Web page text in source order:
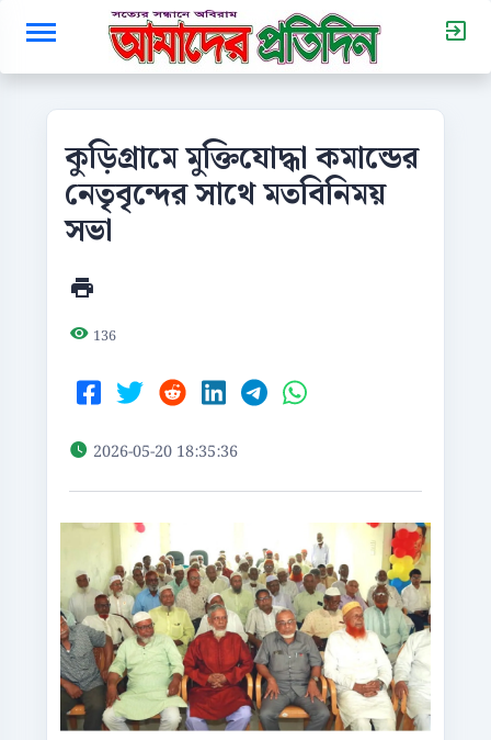
কুড়িগ্রামে মুক্তিযোদ্ধা কমান্ডের
নেতৃবৃন্দের সাথে মতবিনিময়
সভা
136
2026-05-20 18:35:36